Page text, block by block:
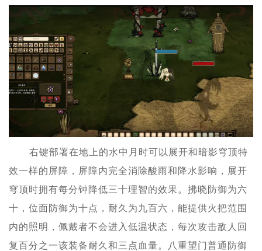
右键部署在地上的水中月时可以展开和暗影穹顶特
效一样的屏障，屏障内完全消除酸雨和降水影响，展开
穹顶时拥有每分钟降低三十理智的效果。拂晓防御为六
十，位面防御为十点，耐久为九百六，能提供火把范围
内的照明，佩戴者不会进入低温状态，每次攻击敌人回
复百分之一该装备耐久和三点血量。八重望门普通防御